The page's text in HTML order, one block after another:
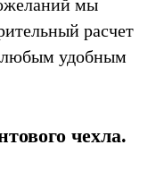
мы
расчет
любым удобным
чехла.